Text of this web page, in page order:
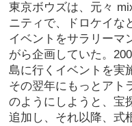
東京ボウズは、元々
ニティで、ドロケイな
イベントをサラリーマ
がら企画していた。
島に行くイベントを実
その翌年にもっとアト
のようにしようと、宝
追加し、それ以降、式